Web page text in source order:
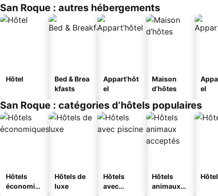
San Roque : autres hébergements
Hôtel
Bed & Brea
kfasts
Appart’hôt
el
Maison
d’hôtes
el
San Roque : catégories d’hôtels populaires
Hôtels
économiq
Hôtels de
luxe
Hôtels
avec
Hôtels
animaux